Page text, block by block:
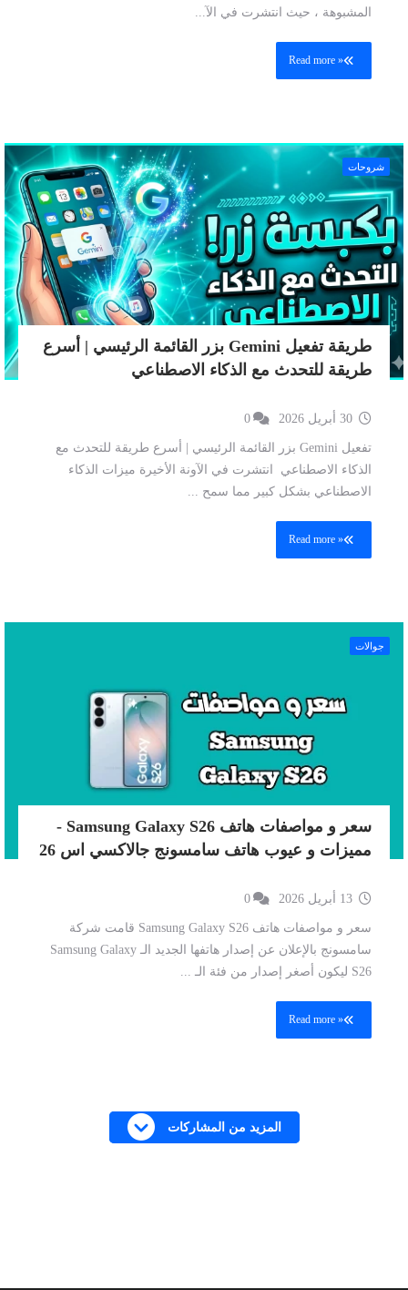
المشبوهة ، حيث انتشرت في الآ...
Read more »
شروحات
طريقة تفعيل Gemini بزر القائمة الرئيسي | أسرع
طريقة للتحدث مع الذكاء الاصطناعي
0
تفعيل Gemini بزر القائمة الرئيسي | أسرع طريقة للتحدث مع
الذكاء الاصطناعي انتشرت في الآونة الأخيرة ميزات الذكاء
الاصطناعي بشكل كبير مما سمح ...
Read more »
جوالات
سعر و مواصفات هاتف Samsung Galaxy S26 -
مميزات و عيوب هاتف سامسونج جالاكسي اس 26
0
سعر و مواصفات هاتف Samsung Galaxy S26 قامت شركة
سامسونج بالإعلان عن إصدار هاتفها الجديد الـ Samsung Galaxy
S26 ليكون أصغر إصدار من فئة الـ ...
Read more »
المزيد من المشاركات